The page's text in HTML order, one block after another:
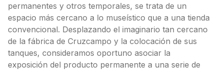
permanentes y otros temporales, se trata de un
espacio más cercano a lo museístico que a una tienda
convencional. Desplazando el imaginario tan cercano
de la fábrica de Cruzcampo y la colocación de sus
tanques, consideramos oportuno asociar la
exposición del producto permanente a una serie de